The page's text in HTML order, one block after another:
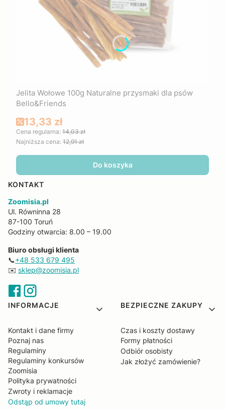
Jelita Wołowe 100g Naturalne przysmaki dla psów
Bello&Friends
Cena promocyjna
13,33 zł
Cena regularna: 14,03 zł
Najniższa cena: 12,91 zł
Do koszyka
KONTAKT
Zoomisia.pl
Ul. Równinna 28
87-100 Toruń
Godziny otwarcia: 8.00 – 19.00
Biuro obsługi klienta
📞+48 533 679 495
✉️ sklep@zoomisia.pl
Linki w stopce
INFORMACJE
Kontakt i dane firmy
Poznaj nas
Regulaminy
Regulaminy konkursów
Zoomisia
Polityka prywatności
Zwroty i reklamacje
Odstąp od umowy tutaj
BEZPIECZNE ZAKUPY
Czas i koszty dostawy
Formy płatności
Odbiór osobisty
Jak złożyć zamówienie?